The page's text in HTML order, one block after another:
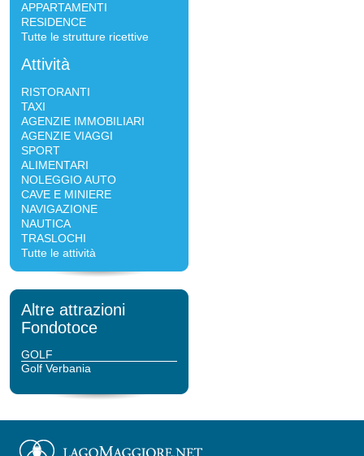
APPARTAMENTI
RESIDENCE
Tutte le strutture ricettive
Attività
RISTORANTI
TAXI
AGENZIE IMMOBILIARI
AGENZIE VIAGGI
SPORT
ALIMENTARI
NOLEGGIO AUTO
CAVE E MINIERE
NAVIGAZIONE
NAUTICA
TRASLOCHI
Tutte le attività
Altre attrazioni
Fondotoce
GOLF
Golf Verbania